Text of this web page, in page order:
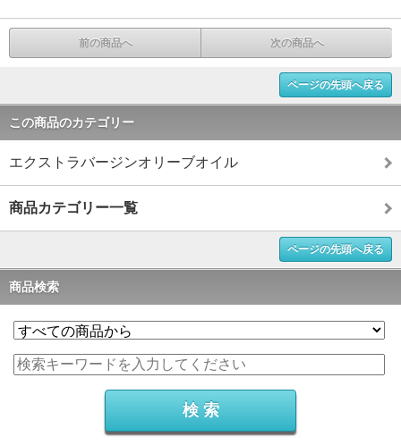
前の商品へ 次の商品へ
ページの先頭へ戻る
この商品のカテゴリー
エクストラバージンオリーブオイル
商品カテゴリー一覧
ページの先頭へ戻る
商品検索